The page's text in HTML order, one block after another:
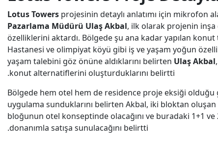
Lotus Towers projesinin detaylı anlatımı için mikrofon
Pazarlama Müdürü Ulaş Akbal, ilk olarak projenin
özelliklerini aktardı. Bölgede şu ana kadar yapılan
Hastanesi ve olimpiyat köyü gibi iş ve yaşam yoğun
yaşam talebini göz önüne aldıklarını belirten Ulaş Akbal
konut alternatiflerini oluşturduklarını belirtti.
Bölgede hem otel hem de residence proje eksiği
uygulama sunduklarını belirten Akbal, iki bloktan oluşan
bloğunun otel konseptinde olacağını ve buradaki 1+1
donanımla satışa sunulacağını belirtti.